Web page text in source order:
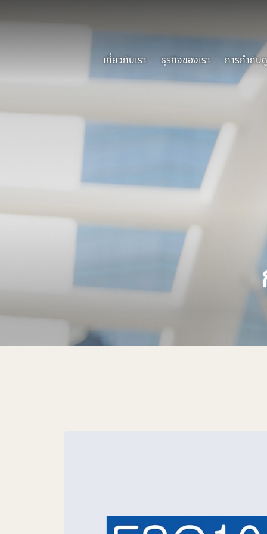
เกี่ยวกับเรา ธุรกิจของเรา การกำกับ